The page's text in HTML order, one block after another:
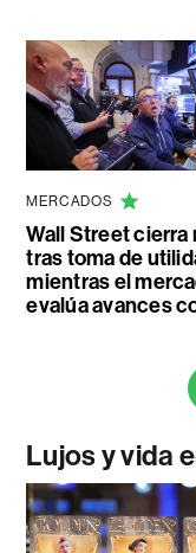
MERCADOS
Wall Street cierra
tras toma de
mientras el
evalúa avances
Lujos y vida